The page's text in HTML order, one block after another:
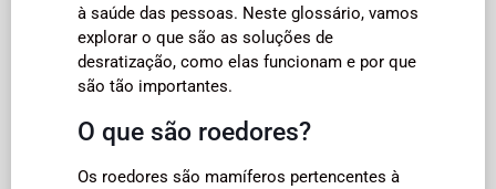
à saúde das pessoas. Neste glossário, vamos
explorar o que são as soluções de
desratização, como elas funcionam e por que
são tão importantes.
O que são roedores?
Os roedores são mamíferos pertencentes à